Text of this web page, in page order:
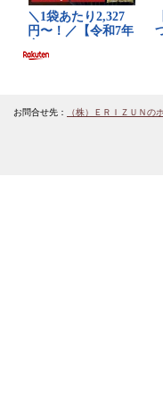
お問合せ先： （株）ＥＲＩＺＵＮの